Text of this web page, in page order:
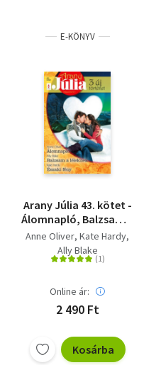
E-KÖNYV
Arany Júlia 43. kötet -
Álomnapló, Balzsam a
léleknek, Északi fény
Anne Oliver Kate Hardy
Ally Blake
Online ár:
2 490 Ft
Kosárba